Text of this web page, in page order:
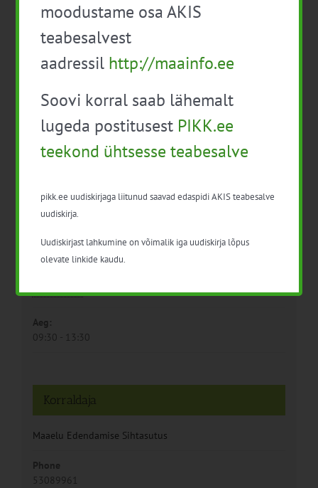
turundus “V moodul”
Aafrika katk”
Detailid
5. mai 2022
Aeg:
09:30 - 13:30
Korraldaja
Maaelu Edendamise Sihtasutus
Phone
53089961
moodustame osa AKIS
teabesalvest
aadressil http://maainfo.ee
Soovi korral saab lähemalt
lugeda postitusest PIKK.ee
teekond ühtsesse teabesalve
pikk.ee uudiskirjaga liitunud saavad edaspidi AKIS teabesalve
uudiskirja.
Uudiskirjast lahkumine on võimalik iga uudiskirja lõpus
olevate linkide kaudu.